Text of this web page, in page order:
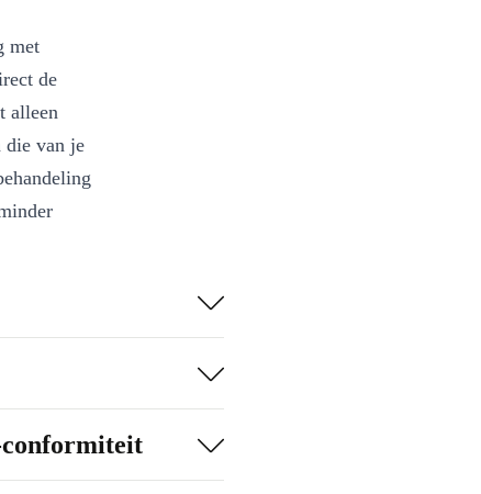
met
de
alleen
die van je
voorkomt